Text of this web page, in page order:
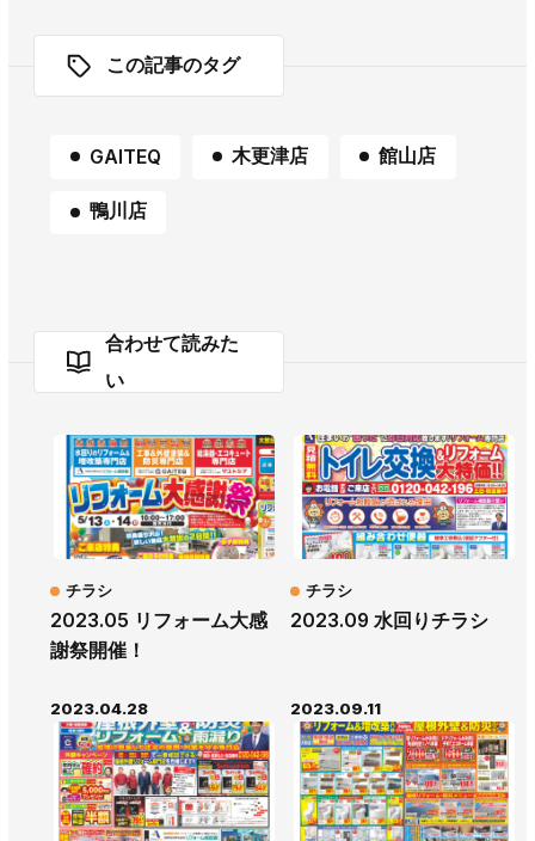
この記事のタグ
GAITEQ 木更津店 館山店
鴨川店
合わせて読みた
い
2023.05 リフォーム大感
謝祭開催！
チラシ
2023.04.28
2023.09 水回りチラシ
チラシ
2023.09.11